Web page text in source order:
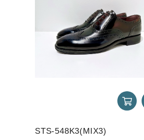
STS-548K3(MIX3)